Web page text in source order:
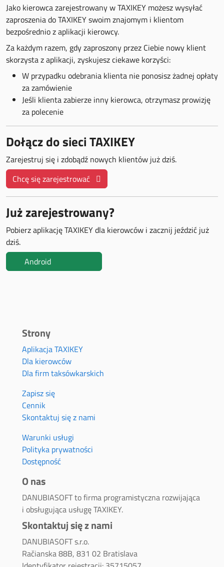
Jako kierowca zarejestrowany w TAXIKEY możesz wysyłać
zaproszenia do TAXIKEY swoim znajomym i klientom
bezpośrednio z aplikacji kierowcy.
Za każdym razem, gdy zaproszony przez Ciebie nowy klient
skorzysta z aplikacji, zyskujesz ciekawe korzyści:
W przypadku odebrania klienta nie ponosisz żadnej opłaty
za zamówienie
Jeśli klienta zabierze inny kierowca, otrzymasz prowizję
za polecenie
Dołącz do sieci TAXIKEY
Zarejestruj się i zdobądź nowych klientów już dziś.
Chcę się zarejestrować
Już zarejestrowany?
Pobierz aplikację TAXIKEY dla kierowców i zacznij jeździć już
dziś.
Android
Strony
Aplikacja TAXIKEY
Dla kierowców
Dla firm taksówkarskich
Zapisz się
Cennik
Skontaktuj się z nami
Warunki usługi
Polityka prywatności
Dostępność
O nas
DANUBIASOFT to firma programistyczna rozwijająca
i obsługująca usługę TAXIKEY.
Skontaktuj się z nami
DANUBIASOFT s.r.o.
Račianska 88B, 831 02 Bratislava